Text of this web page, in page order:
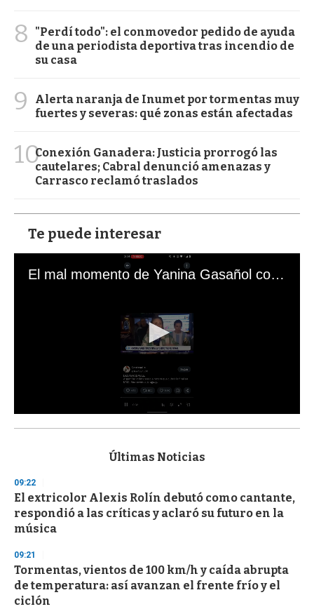
8
"Perdí todo": el conmovedor pedido de ayuda
de una periodista deportiva tras incendio de
su casa
9
Alerta naranja de Inumet por tormentas muy
fuertes y severas: qué zonas están afectadas
10Conexión Ganadera: Justicia prorrogó las
cautelares; Cabral denunció amenazas y
Carrasco reclamó traslados
Te puede interesar
El mal momento de Yanina Gasañol con un hincha argentino en "Subrayado"
s
d
s
o
f
3
s
e
c
o
n
Últimas Noticias
09:22
El extricolor Alexis Rolín debutó como cantante,
respondió a las críticas y aclaró su futuro en la
música
09:21
Tormentas, vientos de 100 km/h y caída abrupta
de temperatura: así avanzan el frente frío y el
ciclón